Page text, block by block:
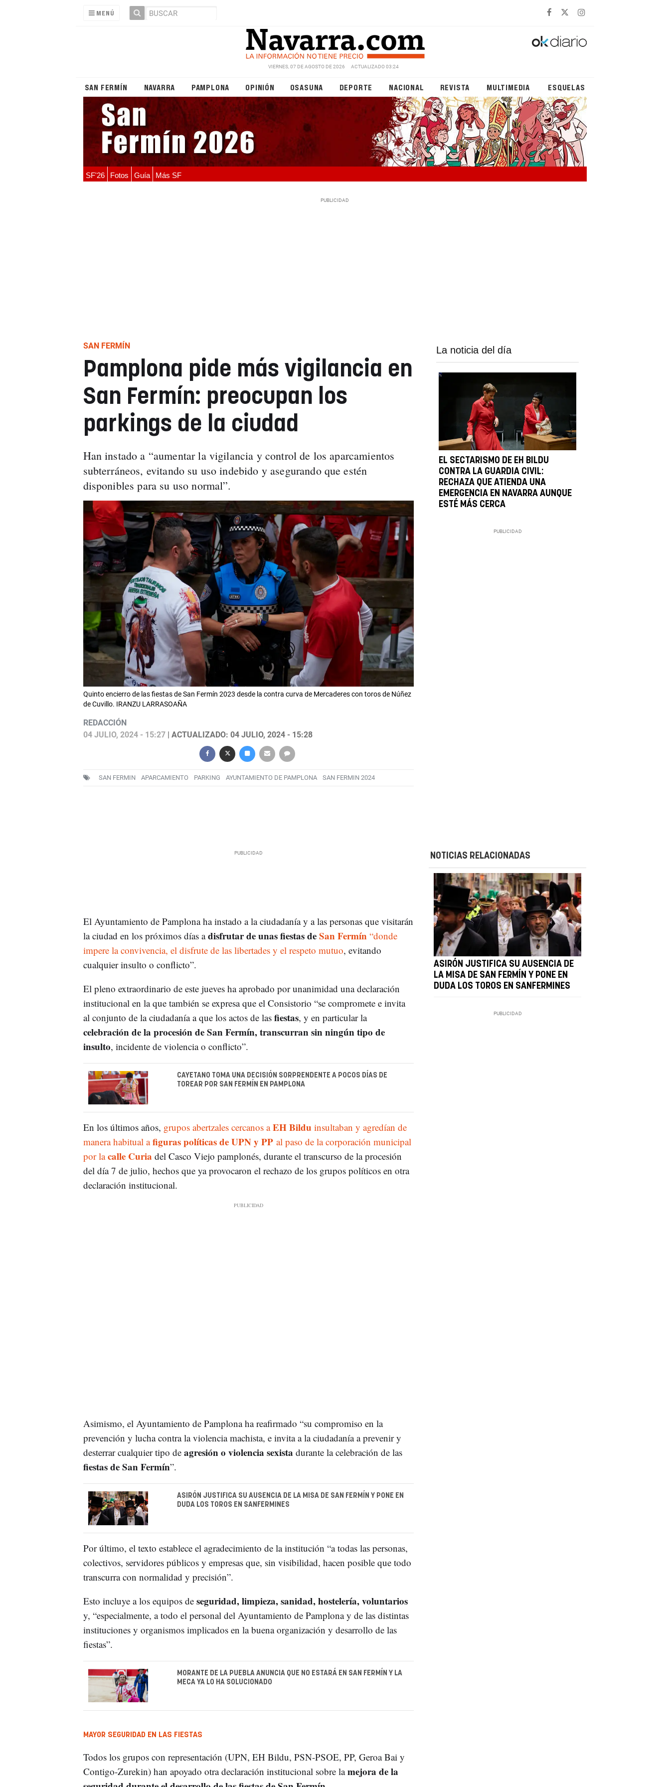
MENÚ
VIERNES, 07 DE AGOSTO DE 2026 ACTUALIZADO 03:24
SAN FERMÍN NAVARRA PAMPLONA OPINIÓN OSASUNA DEPORTE NACIONAL REVISTA MULTIMEDIA ESQUELAS
SF'26 Fotos Guía Más SF
SAN FERMÍN
Pamplona pide más vigilancia en
San Fermín: preocupan los
parkings de la ciudad
Han instado a “aumentar la vigilancia y control de los aparcamientos
subterráneos, evitando su uso indebido y asegurando que estén
disponibles para su uso normal”.
Quinto encierro de las fiestas de San Fermín 2023 desde la contra curva de Mercaderes con toros de Núñez
de Cuvillo. IRANZU LARRASOAÑA
REDACCIÓN
04 JULIO, 2024 - 15:27| ACTUALIZADO: 04 JULIO, 2024 - 15:28
SAN FERMIN APARCAMIENTO PARKING AYUNTAMIENTO DE PAMPLONA SAN FERMIN 2024
La noticia del día
EL SECTARISMO DE EH BILDU
CONTRA LA GUARDIA CIVIL:
RECHAZA QUE ATIENDA UNA
EMERGENCIA EN NAVARRA AUNQUE
ESTÉ MÁS CERCA
El Ayuntamiento de Pamplona ha instado a la ciudadanía y a las personas que visitarán
la ciudad en los próximos días adisfrutar de unas fiestas deSan Fermín “donde
impere la convivencia, el disfrute de las libertades y el respeto mutuo, evitando
cualquier insulto o conflicto”.
El pleno extraordinario de este jueves ha aprobado por unanimidad una declaración
institucional en la que también se expresa que el Consistorio “se compromete e invita
al conjunto de la ciudadanía a que los actos de las fiestas, y en particular la
celebración de la procesión de San Fermín, transcurran sin ningún tipo de
insulto, incidente de violencia o conflicto”.
CAYETANO TOMA UNA DECISIÓN SORPRENDENTE A POCOS DÍAS DE
TOREAR POR SAN FERMÍN EN PAMPLONA
En los últimos años, grupos abertzales cercanos aEH Bildu insultaban y agredían de
manera habitual afiguras políticas de UPN y PPal paso de la corporación municipal
por lacalle Curia del Casco Viejo pamplonés, durante el transcurso de la procesión
del día 7 de julio, hechos que ya provocaron el rechazo de los grupos políticos en otra
declaración institucional.
Asimismo, el Ayuntamiento de Pamplona ha reafirmado “su compromiso en la
prevención y lucha contra la violencia machista, e invita a la ciudadanía a prevenir y
desterrar cualquier tipo deagresión o violencia sexista durante la celebración de las
fiestas de San Fermín”.
ASIRÓN JUSTIFICA SU AUSENCIA DE LA MISA DE SAN FERMÍN Y PONE EN
DUDA LOS TOROS EN SANFERMINES
Por último, el texto establece el agradecimiento de la institución “a todas las personas,
colectivos, servidores públicos y empresas que, sin visibilidad, hacen posible que todo
transcurra con normalidad y precisión”.
Esto incluye a los equipos deseguridad, limpieza, sanidad, hostelería, voluntarios
y, “especialmente, a todo el personal del Ayuntamiento de Pamplona y de las distintas
instituciones y organismos implicados en la buena organización y desarrollo de las
fiestas”.
MORANTE DE LA PUEBLA ANUNCIA QUE NO ESTARÁ EN SAN FERMÍN Y LA
MECA YA LO HA SOLUCIONADO
MAYOR SEGURIDAD EN LAS FIESTAS
Todos los grupos con representación (UPN, EH Bildu, PSN-PSOE, PP, Geroa Bai y
Contigo-Zurekin) han apoyado otra declaración institucional sobre lamejora de la
NOTICIAS RELACIONADAS
ASIRÓN JUSTIFICA SU AUSENCIA DE
LA MISA DE SAN FERMÍN Y PONE EN
DUDA LOS TOROS EN SANFERMINES